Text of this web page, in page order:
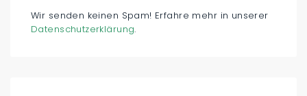
Wir senden keinen Spam! Erfahre mehr in unserer
Datenschutzerklärung.